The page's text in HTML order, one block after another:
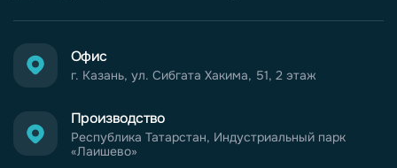
Производство
Республика Татарстан, Индустриальный парк
«Лаишево»
Офис
г. Казань, ул. Сибгата Хакима, 51, 2 этаж